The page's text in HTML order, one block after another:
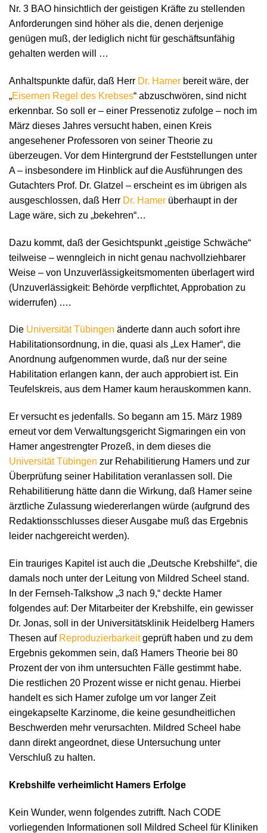
Nr. 3 BAO hinsichtlich der geistigen Kräfte zu stellenden
Anforderungen sind höher als die, denen derjenige
genügen muß, der lediglich nicht für geschäftsunfähig
gehalten werden will …
Anhaltspunkte dafür, daß Herr Dr. Hamer bereit wäre, der
„Eisernen Regel des Krebses“ abzuschwören, sind nicht
erkennbar. So soll er – einer Pressenotiz zufolge – noch im
März dieses Jahres versucht haben, einen Kreis
angesehener Professoren von seiner Theorie zu
überzeugen. Vor dem Hintergrund der Feststellungen unter
A – insbesondere im Hinblick auf die Ausführungen des
Gutachters Prof. Dr. Glatzel – erscheint es im übrigen als
ausgeschlossen, daß Herr Dr. Hamer überhaupt in der
Lage wäre, sich zu „bekehren“…
Dazu kommt, daß der Gesichtspunkt „geistige Schwäche“
teilweise – wenngleich in nicht genau nachvollziehbarer
Weise – von Unzuverlässigkeitsmomenten überlagert wird
(Unzuverlässigkeit: Behörde verpflichtet, Approbation zu
widerrufen) ….
Die Universität Tübingen änderte dann auch sofort ihre
Habilitationsordnung, in die, quasi als „Lex Hamer“, die
Anordnung aufgenommen wurde, daß nur der seine
Habilitation erlangen kann, der auch approbiert ist. Ein
Teufelskreis, aus dem Hamer kaum herauskommen kann.
Er versucht es jedenfalls. So begann am 15. März 1989
erneut vor dem Verwaltungsgericht Sigmaringen ein von
Hamer angestrengter Prozeß, in dem dieses die
Universität Tübingen zur Rehabilitierung Hamers und zur
Überprüfung seiner Habilitation veranlassen soll. Die
Rehabilitierung hätte dann die Wirkung, daß Hamer seine
ärztliche Zulassung wiedererlangen würde (aufgrund des
Redaktionsschlusses dieser Ausgabe muß das Ergebnis
leider nachgereicht werden).
Ein trauriges Kapitel ist auch die „Deutsche Krebshilfe“, die
damals noch unter der Leitung von Mildred Scheel stand.
In der Fernseh-Talkshow „3 nach 9,“ deckte Hamer
folgendes auf: Der Mitarbeiter der Krebshilfe, ein gewisser
Dr. Jonas, soll in der Universitätsklinik Heidelberg Hamers
Thesen auf Reproduzierbarkeitgeprüft haben und zu dem
Ergebnis gekommen sein, daß Hamers Theorie bei 80
Prozent der von ihm untersuchten Fälle gestimmt habe.
Die restlichen 20 Prozent wisse er nicht genau. Hierbei
handelt es sich Hamer zufolge um vor langer Zeit
eingekapselte Karzinome, die keine gesundheitlichen
Beschwerden mehr verursachten. Mildred Scheel habe
dann direkt angeordnet, diese Untersuchung unter
Verschluß zu halten.
Krebshilfe verheimlicht Hamers Erfolge
Kein Wunder, wenn folgendes zutrifft. Nach CODE
vorliegenden Informationen soll Mildred Scheel für Kliniken